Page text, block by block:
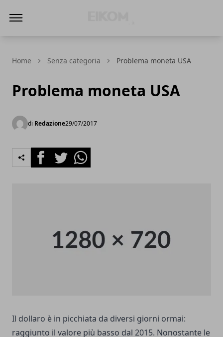
Home Senza categoria Problema moneta USA
Problema moneta USA
di Redazione29/07/2017
FacebookTwitterWhatsapp
Il dollaro è in picchiata da diversi giorni ormai:
raggiunto il valore più basso dal 2015. Nonostante le